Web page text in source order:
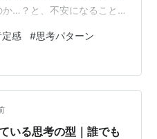
…？と、不安になること
あの素敵な、小泉今日子
かった… 中井貴一と恋を
？鎌倉に古民家を買えば
しましたが恋が始まらない
ん。 実は、無意識の思考
っていること…
定感 #思考パターン
いる思考の型｜誰でも